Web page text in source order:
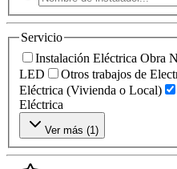
Servicio
Instalación Eléctrica Obra
LED
Otros trabajos de
Eléctrica (Vivienda o Local)
Eléctrica
Ver más (1)